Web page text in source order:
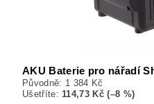
AKU Baterie pro nářadí
Původně: 1 384 Kč
Ušetříte: 114,73 Kč (–8 %)